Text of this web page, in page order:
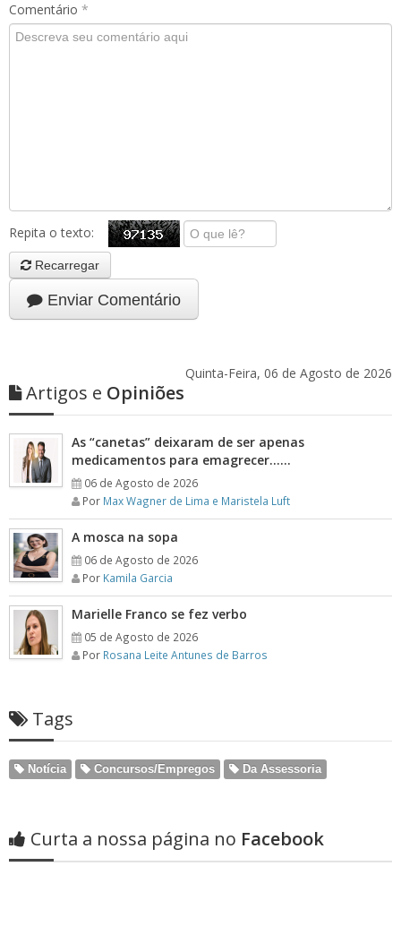
Comentário *
Repita o texto:
Recarregar
Enviar Comentário
Quinta-Feira, 06 de Agosto de 2026
Artigos e Opiniões
As “canetas” deixaram de ser apenas
medicamentos para emagrecer……
06 de Agosto de 2026
Por Max Wagner de Lima e Maristela Luft
A mosca na sopa
06 de Agosto de 2026
Por Kamila Garcia
Marielle Franco se fez verbo
05 de Agosto de 2026
Por Rosana Leite Antunes de Barros
Tags
Notícia Concursos/Empregos Da Assessoria
Curta a nossa página no Facebook